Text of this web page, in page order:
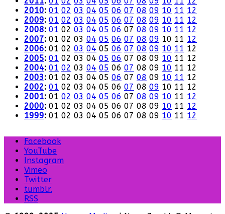
2010: 01 02 03 04 05 06 07 08 09 10 11 12
2009: 01 02 03 04 05 06 07 08 09 10 11 12
2008: 01 02 03 04 05 06 07 08 09 10 11 12
2007: 01 02 03 04 05 06 07 08 09 10 11 12
2006: 01 02 03 04 05 06 07 08 09 10 11 12
2005: 01 02 03 04 05 06 07 08 09 10 11 12
2004: 01 02 03 04 05 06 07 08 09 10 11 12
2003: 01 02 03 04 05 06 07 08 09 10 11 12
2002: 01 02 03 04 05 06 07 08 09 10 11 12
2001: 01 02 03 04 05 06 07 08 09 10 11 12
2000: 01 02 03 04 05 06 07 08 09 10 11 12
1999: 01 02 03 04 05 06 07 08 09 10 11 12
Facebook
YouTube
Instagram
Vimeo
Twitter
tumblr.
RSS